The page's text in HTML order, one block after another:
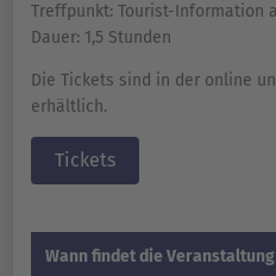
Treffpunkt: Tourist-Information
Dauer: 1,5 Stunden
Die Tickets sind in der online
erhältlich.
Tickets
Wann findet die